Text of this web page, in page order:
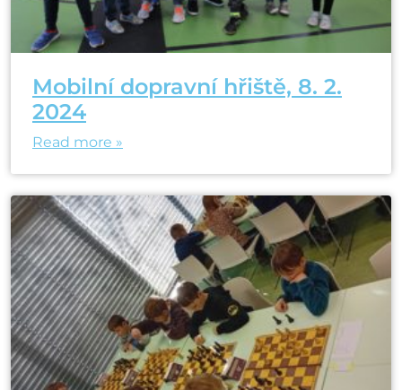
Mobilní dopravní hřiště, 8. 2.
2024
Read more »